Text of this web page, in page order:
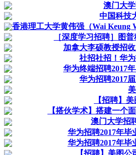
澳门大
中国科技
香港理工大学黄伟强（Wai Keung
［深度学习招聘］图
加拿大李硕教授招
社招社招！华
华为终端招聘2017
华为招聘2017
【招聘】
【搭伙学术】搭建一个
澳门大学招
华为招聘2017年毕
华为招聘2017年毕
【招聘】美图